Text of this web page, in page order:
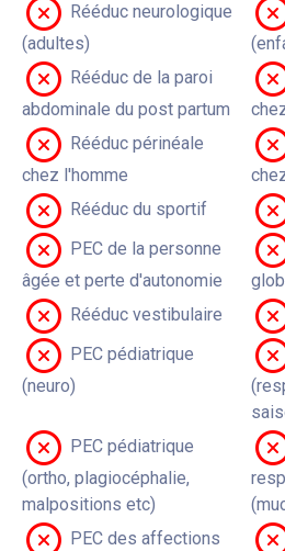
Rééduc neurologique
(adultes)
Rééduc de la paroi
abdominale du post partum
Rééduc périnéale
chez l'homme
Rééduc du sportif
PEC de la personne
âgée et perte d'autonomie
Rééduc vestibulaire
PEC pédiatrique
(neuro)
PEC pédiatrique
(ortho, plagiocéphalie,
malpositions etc)
PEC des affections